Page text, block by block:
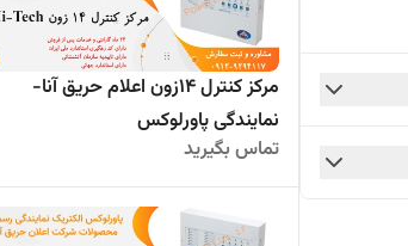
مرکز کنترل 14زون اعلام حریق آنا-
نمایندگی پاورلوکس
تماس بگیرید